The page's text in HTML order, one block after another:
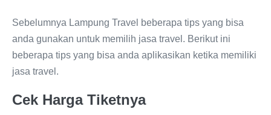
Sebelumnya Lampung Travel beberapa tips yang bisa
anda gunakan untuk memilih jasa travel. Berikut ini
beberapa tips yang bisa anda aplikasikan ketika memiliki
jasa travel.
Cek Harga Tiketnya